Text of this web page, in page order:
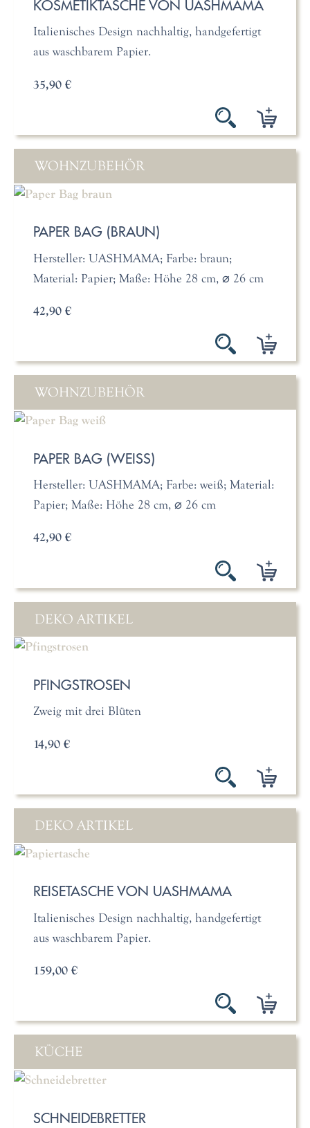
KOSMETIKTASCHE VON UASHMAMA
Italienisches Design nachhaltig, handgefertigt
aus waschbarem Papier.
35,90 €
WOHNZUBEHÖR
PAPER BAG (BRAUN)
Hersteller: UASHMAMA; Farbe: braun;
Material: Papier; Maße: Höhe 28 cm, ⌀ 26 cm
42,90 €
WOHNZUBEHÖR
PAPER BAG (WEISS)
Hersteller: UASHMAMA; Farbe: weiß; Material:
Papier; Maße: Höhe 28 cm, ⌀ 26 cm
42,90 €
DEKO ARTIKEL
PFINGSTROSEN
Zweig mit drei Blüten
14,90 €
DEKO ARTIKEL
REISETASCHE VON UASHMAMA
Italienisches Design nachhaltig, handgefertigt
aus waschbarem Papier.
159,00 €
KÜCHE
SCHNEIDEBRETTER